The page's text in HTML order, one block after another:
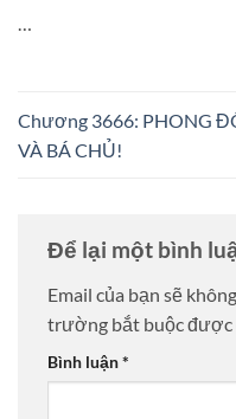
Chương 3666: PHONG
VÀ BÁ CHỦ!
Để lại một bình
Email của bạn sẽ
trường bắt buộc được
Bình luận*